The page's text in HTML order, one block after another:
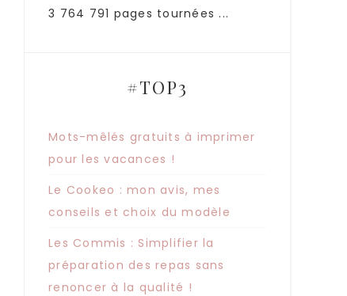
3 764 791 pages tournées ...
#TOP3
Mots-mêlés gratuits à imprimer
pour les vacances !
Le Cookeo : mon avis, mes
conseils et choix du modèle
Les Commis : Simplifier la
préparation des repas sans
renoncer à la qualité !